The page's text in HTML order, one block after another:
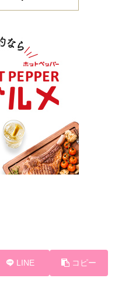
LINE コピー